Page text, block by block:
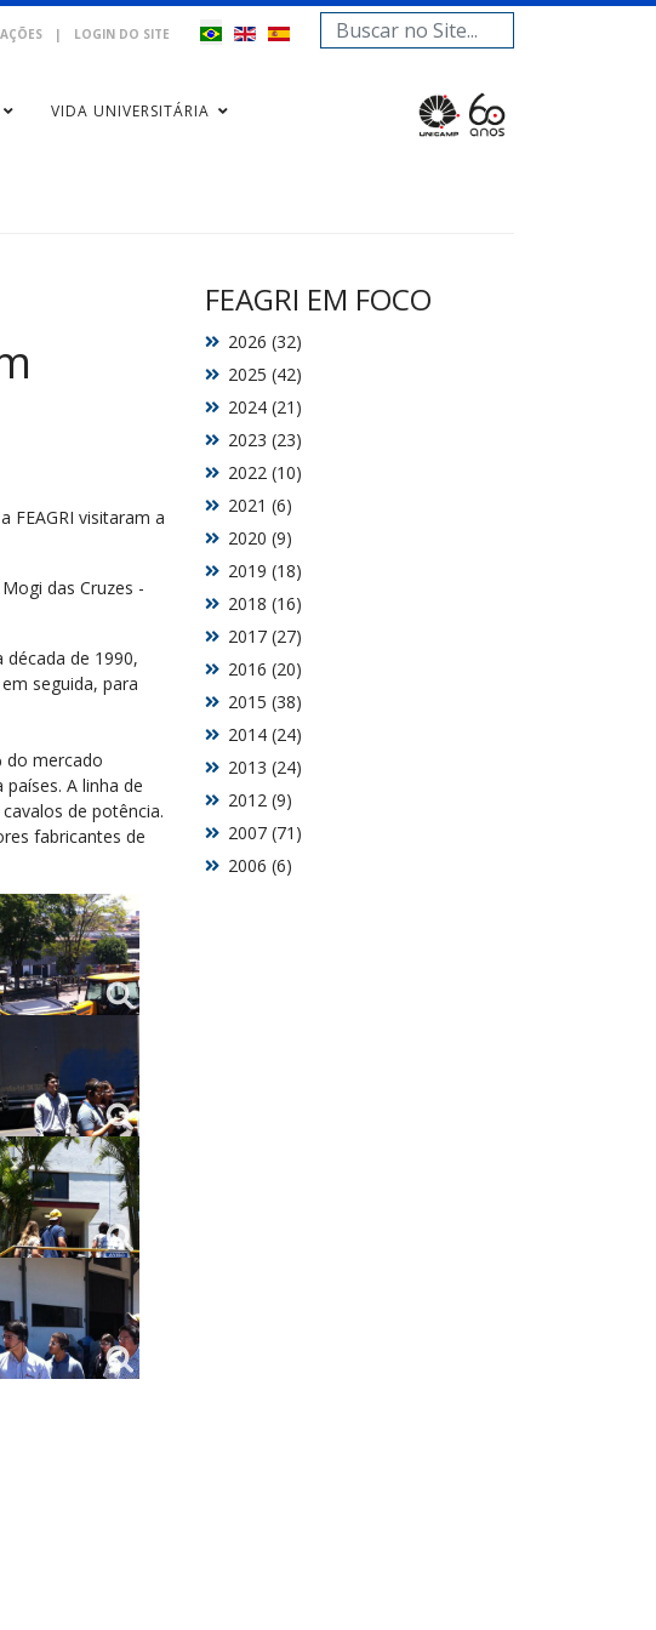
| LOGIN DO SITE Pesquisar...
VIDA UNIVERSITÁRIA
FEAGRI visitaram a
das Cruzes -
de 1990,
seguida, para
do mercado
A linha de
de potência.
fabricantes de
FEAGRI EM FOCO
2006 (6)
2007 (71)
2012 (9)
2013 (24)
2014 (24)
2015 (38)
2016 (20)
2017 (27)
2018 (16)
2019 (18)
2020 (9)
2021 (6)
2022 (10)
2023 (23)
2024 (21)
2025 (42)
2026 (32)